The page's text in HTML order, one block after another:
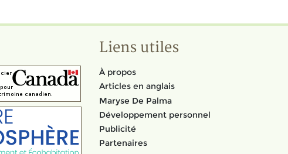
Liens utiles
À propos
Articles en anglais
Maryse De Palma
Développement personnel
Publicité
Partenaires